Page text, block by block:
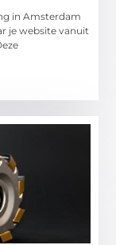
in Amsterdam
je website vanuit